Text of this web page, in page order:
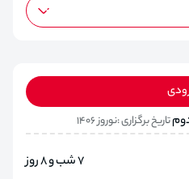
تاریخ برگزاری :نوروز 1406
7 شب و 8 روز